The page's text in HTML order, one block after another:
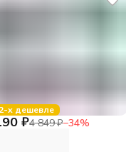
х дешевле
₽4 849 ₽−34%